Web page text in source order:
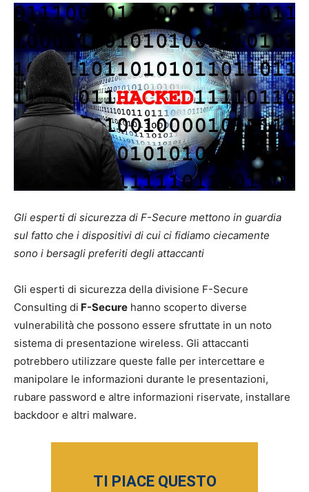
Gli esperti di sicurezza di F-Secure mettono in guardia
sul fatto che i dispositivi di cui ci fidiamo ciecamente
sono i bersagli preferiti degli attaccanti
Gli esperti di sicurezza della divisione F-Secure
Consulting di F-Secure hanno scoperto diverse
vulnerabilità che possono essere sfruttate in un noto
sistema di presentazione wireless. Gli attaccanti
potrebbero utilizzare queste falle per intercettare e
manipolare le informazioni durante le presentazioni,
rubare password e altre informazioni riservate, installare
backdoor e altri malware.
TI PIACE QUESTO